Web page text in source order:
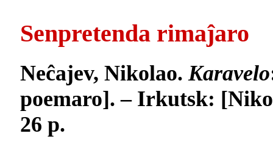
Senpretenda rimaĵaro
Neĉajev, Nikolao.Karavelo
poemaro]. – Irkutsk:
26 p.